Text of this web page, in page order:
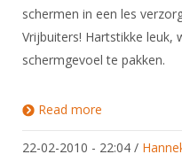
schermen in een les
Vrijbuiters! Hartstikke leuk,
schermgevoel te pakken.
Read more
22-02-2010 - 22:04 /